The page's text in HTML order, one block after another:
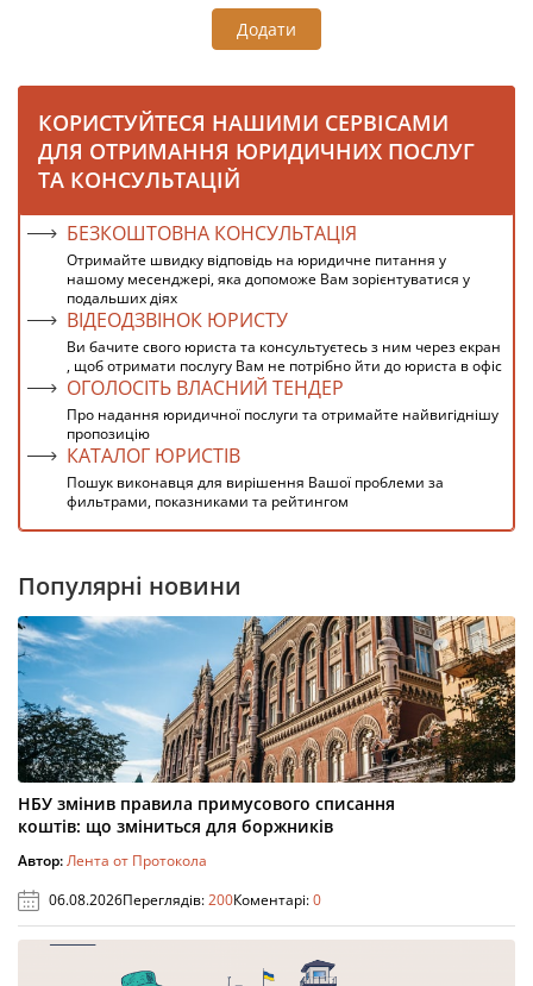
Додати
КОРИСТУЙТЕСЯ НАШИМИ СЕРВІСАМИ
ДЛЯ ОТРИМАННЯ ЮРИДИЧНИХ ПОСЛУГ
ТА КОНСУЛЬТАЦІЙ
БЕЗКОШТОВНА КОНСУЛЬТАЦІЯ
Отримайте швидку відповідь на юридичне питання у
нашому месенджері, яка допоможе Вам зорієнтуватися у
подальших діях
ВІДЕОДЗВІНОК ЮРИСТУ
Ви бачите свого юриста та консультуєтесь з ним через екран
, щоб отримати послугу Вам не потрібно йти до юриста в офіс
ОГОЛОСІТЬ ВЛАСНИЙ ТЕНДЕР
Про надання юридичної послуги та отримайте найвигіднішу
пропозицію
КАТАЛОГ ЮРИСТІВ
Пошук виконавця для вирішення Вашої проблеми за
фильтрами, показниками та рейтингом
Популярні новини
НБУ змінив правила примусового списання
коштів: що зміниться для боржників
Автор:Лента от Протокола
06.08.2026Переглядів:200Коментарі:0